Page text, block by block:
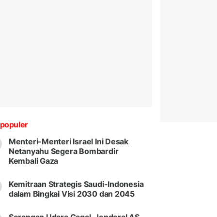
Menteri-Menteri Israel Ini Desak
Netanyahu Segera Bombardir
Kembali Gaza
Kemitraan Strategis Saudi-Indonesia
dalam Bingkai Visi 2030 dan 2045